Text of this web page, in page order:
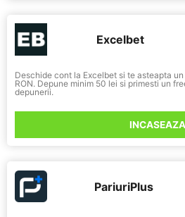
Excelbet
Deschide cont la Excelbet si te asteapta
RON. Depune minim 50 lei si primesti un
depunerii.
INCASEAZA
PariuriPlus